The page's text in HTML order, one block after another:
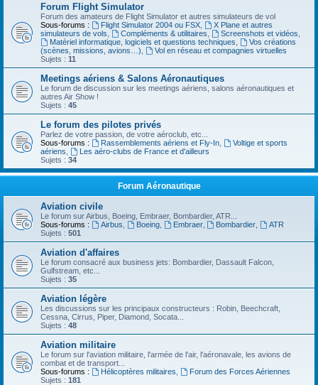
Forum Flight Simulator
Forum des amateurs de Flight Simulator et autres simulateurs de vol
Sous-forums :
Flight Simulator 2004 ou FSX,
X Plane et autres
simulateurs de vols
Compléments & utilitaires Screenshots et vidéos
Matériel informatique, logiciels et questions techniques
Vos créations
(scènes, missions, avions…)
Vol en réseau et compagnies virtuelles
Sujets : 11
Meetings aériens & Salons Aéronautiques
Le forum de discussion sur les meetings aériens, salons aéronautiques et
autres Air Show !
Sujets : 45
Le forum des pilotes privés
Parlez de votre passion, de votre aéroclub, etc...
Sous-forums :
Rassemblements aériens et Fly-In,
Voltige et sports
aériens
Les aéro-clubs de France et d'ailleurs
Sujets : 34
Forum Aéronautique
Aviation civile
Le forum sur Airbus, Boeing, Embraer, Bombardier, ATR...
Sous-forums :
Airbus Boeing, Embraer, Bombardier
ATR
Sujets : 501
Aviation d'affaires
Le forum consacré aux business jets: Bombardier, Dassault Falcon,
Gulfstream, etc...
Sujets : 35
Aviation légère
Les discussions sur les principaux constructeurs : Robin, Beechcraft,
Cessna, Cirrus, Piper, Diamond, Socata...
Sujets : 48
Aviation militaire
Le forum sur l'aviation militaire, l'armée de l'air, l'aéronavale, les avions de
combat et de transport...
Sous-forums :
Hélicoptères militaires
Forum des Forces Aériennes
Sujets : 181